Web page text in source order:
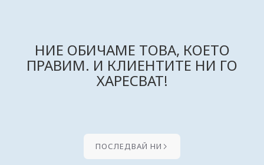
НИЕ ОБИЧАМЕ ТОВА, КОЕТО
ПРАВИМ. И КЛИЕНТИТЕ НИ ГО
ХАРЕСВАТ!
ПОСЛЕДВАЙ НИ